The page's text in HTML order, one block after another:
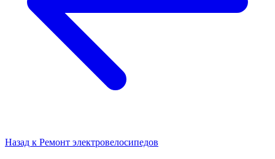
Назад к Ремонт электровелосипедов